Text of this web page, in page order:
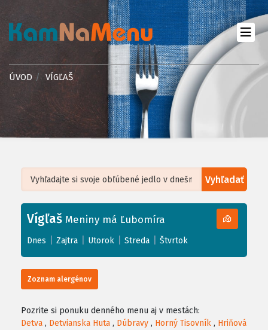
ÚVOD VÍGĽAŠ
Vyhľadať
+
−
Leaflet| ©OpenStreetMap, Tiles courtesy ofHumanitarian OpenStreetMap
Vígľaš Meniny má Ľubomíra
Dnes Zajtra Utorok Streda Štvrtok
Zoznam alergénov
Pozrite si ponuku denného menu aj v mestách:
Detva , Detvianska Huta , Dúbravy , Horný Tisovník , Hriňová